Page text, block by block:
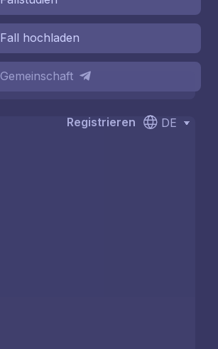
Fall hochladen
Gemeinschaft
Registrieren